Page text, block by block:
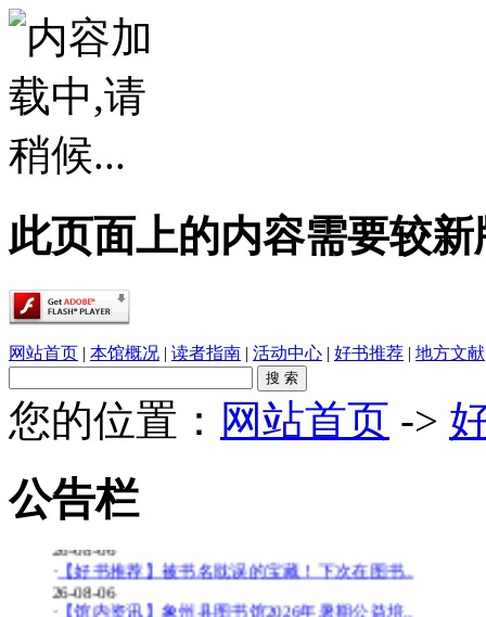
此页面上的内容需要较
网站首页 | 本馆概况 | 读者指南 | 活动中心 | 好书推荐 | 地方文献
您的位置： 网站首页 ->
公告栏
春雨润乡土，书香伴童行——象州县文化广电..
26-08-06
【少儿多媒体图书馆】背了八百遍《出师表》..
26-08-06
· 【好书推荐】被书名耽误的宝藏！下次在图书..
26-08-06
· 【馆内资讯】象州县图书馆2026年暑期公益培..